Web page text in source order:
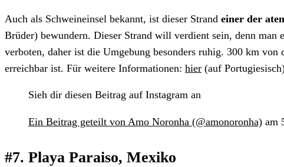
Auch als Schweineinsel bekannt, ist dieser Strand einer der
Brüder) bewundern. Dieser Strand will verdient sein, denn
verboten, daher ist die Umgebung besonders ruhig. 300 km
erreichbar ist. Für weitere Informationen: hier (auf
Sieh dir diesen Beitrag auf Instagram an
Ein Beitrag geteilt von Amo Noronha (@amonoronha) am
#7. Playa Paraiso, Mexiko